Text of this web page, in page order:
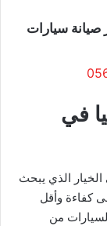
سيارات
في
الذي يبحث
كفاءة وأقل
من